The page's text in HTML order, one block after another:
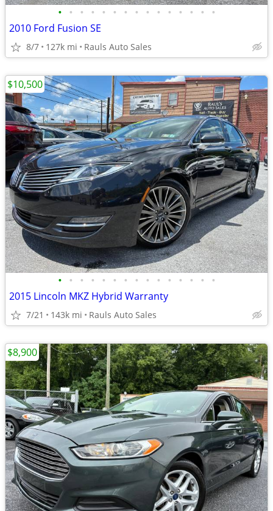
• • • • • • • • • • • • • • •
2010 Ford Fusion SE
8/7 127k mi Rauls Auto Sales
• • • • • • • • • • • • • • •
2015 Lincoln MKZ Hybrid Warranty
7/21 143k mi Rauls Auto Sales
$10,500
$8,900